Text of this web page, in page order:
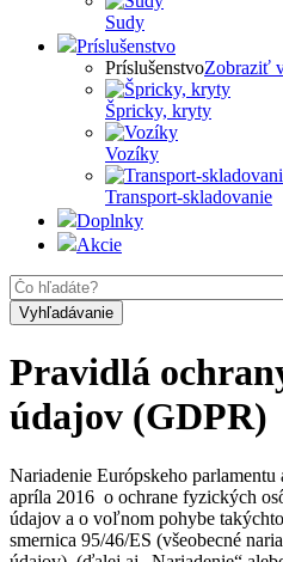
Sudy
Príslušenstvo
PríslušenstvoZobraziť
Špricky, kryty
Vozíky
Transport-skladovanie
Doplnky
Akcie
Pravidlá
údajov (GDPR)
Nariadenie Európskeho
apríla 2016 o ochrane fyzických
údajov a o voľnom pohybe
smernica 95/46/ES (všeobecné